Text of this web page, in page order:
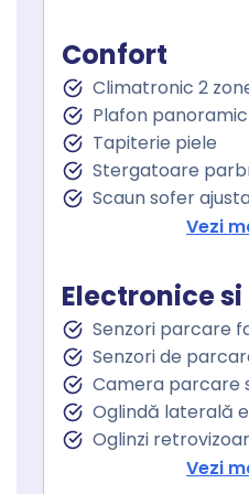
Confort
Climatronic 2
Plafon panoramic
Tapiterie piele
Stergatoare
Scaun sofer
Scaun pasager
Incalzire scaun
Scaun cu
Cotiera
Cotiera spate
Volan de piele
Volan cu comenzi
Keyless entry
Vezi
Electronice
Senzori parcare
Senzori de
Camera parcare
Oglindă laterală
Oglinzi
Oglinzi
Vezi